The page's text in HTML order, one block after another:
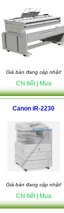
Giá bán đang cập nhật!
Chi tiết | Mua
Canon iR-2230
Giá bán đang cập nhật!
Chi tiết | Mua